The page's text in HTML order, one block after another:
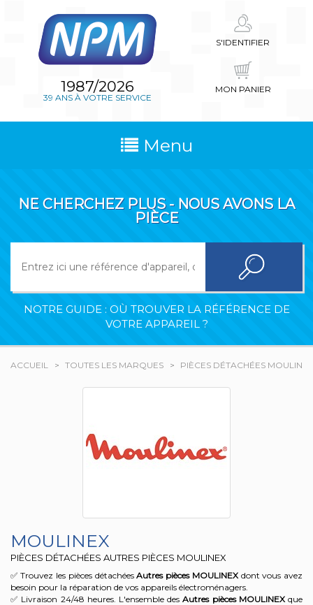
1987/2026
39 ANS À VOTRE SERVICE
S'IDENTIFIER
MON PANIER
Menu
NE CHERCHEZ PLUS - NOUS AVONS LA
PIÈCE
NOTRE GUIDE : OÙ TROUVER LA RÉFÉRENCE DE
VOTRE APPAREIL ?
ACCUEIL TOUTES LES MARQUES PIÈCES DÉTACHÉES MOULINEX
MOULINEX
PIÈCES DÉTACHÉES AUTRES PIÈCES MOULINEX
✅ Trouvez les pièces détachéesAutres pièces MOULINEXdont vous avez
besoin pour la réparation de vos appareils électroménagers.
✅ Livraison 24/48 heures. L'ensemble desAutres pièces MOULINEXque